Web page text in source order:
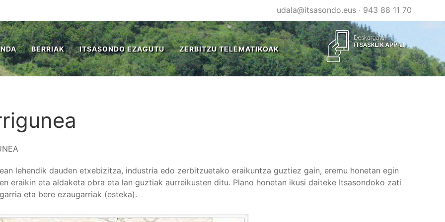
udala@itsasondo.eus· 943 88 11 70
BERRIAK ITSASONDO EZAGUTU ZERBITZU TELEMATIKOAK
lehendik dauden etxebizitza, industria edo zerbitzuetako eraikuntza guztiez gain, eremu honetan egin
eraikin eta aldaketa obra eta lan guztiak aurreikusten ditu. Plano honetan ikusi daiteke Itsasondoko zati
eta bere ezaugarriak (esteka).